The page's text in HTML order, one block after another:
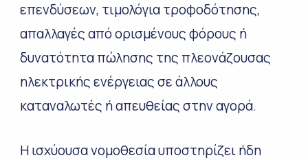
επενδύσεων, τιμολόγια τροφοδότησης,
απαλλαγές από ορισμένους φόρους ή
δυνατότητα πώλησης της πλεονάζουσας
ηλεκτρικής ενέργειας σε άλλους
καταναλωτές ή απευθείας στην αγορά.
Η ισχύουσα νομοθεσία υποστηρίζει ήδη